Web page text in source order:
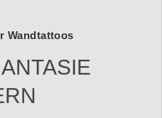
Wandtattoos